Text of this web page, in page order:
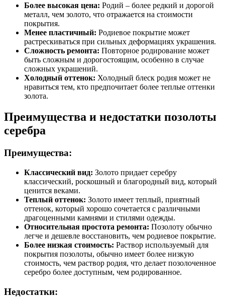
Более высокая цена: Родий – более редкий и дорогой
металл, чем золото, что отражается на стоимости
покрытия.
Менее пластичный: Родиевое покрытие может
растрескиваться при сильных деформациях украшения.
Сложность ремонта: Повторное родирование может
быть сложным и дорогостоящим, особенно в случае
сложных украшений.
Холодный оттенок: Холодный блеск родия может не
нравиться тем, кто предпочитает более теплые оттенки
золота.
Преимущества и недостатки позолоты
серебра
Преимущества:
Классический вид: Золото придает серебру
классический, роскошный и благородный вид, который
ценится веками.
Теплый оттенок: Золото имеет теплый, приятный
оттенок, который хорошо сочетается с различными
драгоценными камнями и стилями одежды.
Относительная простота ремонта: Позолоту обычно
легче и дешевле восстановить, чем родиевое покрытие.
Более низкая стоимость: Раствор используемый для
покрытия позолоты, обычно имеет более низкую
стоимость, чем раствор родия, что делает позолоченное
серебро более доступным, чем родированное.
Недостатки: